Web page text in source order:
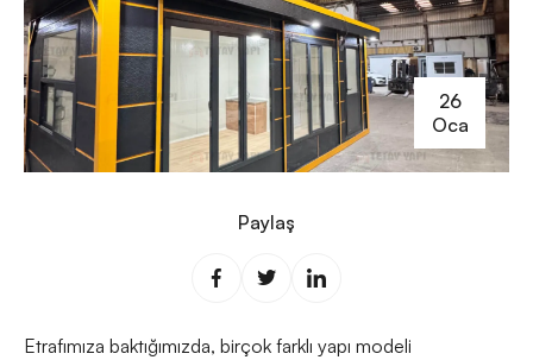
26
Oca
Paylaş
Etrafımıza baktığımızda, birçok farklı yapı modeli